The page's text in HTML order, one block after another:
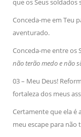
que os Seus soldados
Conceda-me em Teu
aventurado.
Conceda-me entre os
não terão medo e não
03 – Meu Deus!
fortaleza dos meus
Certamente que ela é
meu escape para não